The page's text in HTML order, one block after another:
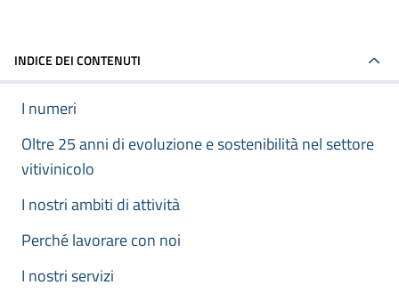
INDICE DEI CONTENUTI
I numeri
Oltre 25 anni di evoluzione e sostenibilità nel settore
vitivinicolo
I nostri ambiti di attività
Perché lavorare con noi
I nostri servizi